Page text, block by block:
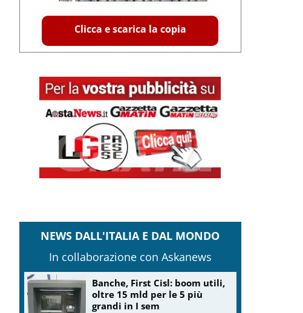
Clicca e scarica la copia
NEWS DALL'ITALIA E DAL MONDO
In collaborazione con Askanews
Banche, First Cisl: boom utili,
oltre 15 mld per le 5 più
grandi in I sem